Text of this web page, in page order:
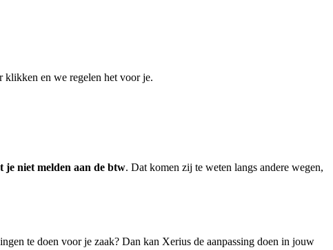
en we regelen het voor je.
je niet melden aan de btw. Dat komen zij te weten langs andere wegen,
te doen voor je zaak? Dan kan Xerius de aanpassing doen in jouw